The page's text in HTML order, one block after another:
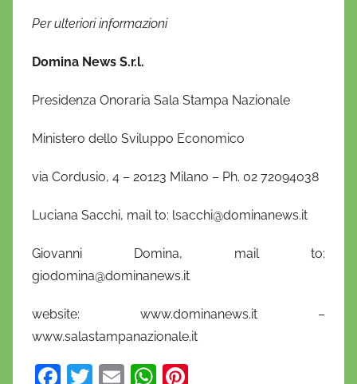
Per ulteriori informazioni
Domina News S.r.l.
Presidenza Onoraria Sala Stampa Nazionale
Ministero dello Sviluppo Economico
via Cordusio, 4 – 20123 Milano – Ph. 02 72094038
Luciana Sacchi, mail to: lsacchi@dominanews.it
Giovanni Domina, mail to:
giodomina@dominanews.it
website: www.dominanews.it –
www.salastampanazionale.it
F
T
E
W